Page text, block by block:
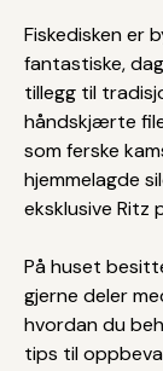
Fiskedisken er
fantastiske,
tillegg til
håndskjærte
som ferske
hjemmelagde
eksklusive Ritz
På huset
gjerne deler
hvordan du
tips til